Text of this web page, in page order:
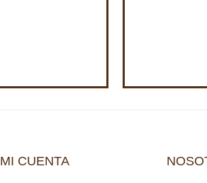
MI CUENTA